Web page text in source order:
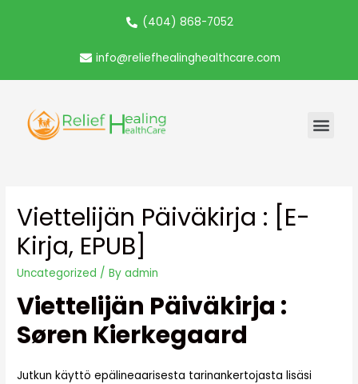
(404) 868-7052
info@reliefhealinghealthcare.com
Viettelijän Päiväkirja : [E-
Kirja, EPUB]
Uncategorized / Byadmin
Viettelijän Päiväkirja :
Søren Kierkegaard
Jutkun käyttö epälineaarisesta tarinankertojasta lisäsi